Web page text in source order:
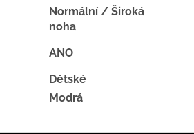
Normální / Široká
noha
ANO
: Dětské
Modrá